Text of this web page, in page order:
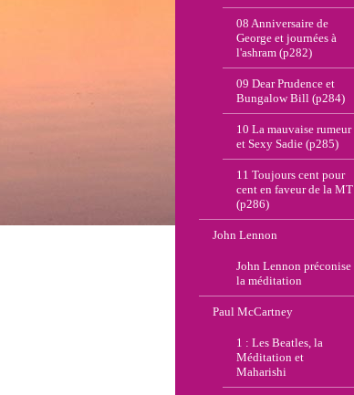
08 Anniversaire de
George et journées à
l'ashram (p282)
09 Dear Prudence et
Bungalow Bill (p284)
10 La mauvaise rumeur
et Sexy Sadie (p285)
11 Toujours cent pour
cent en faveur de la MT
(p286)
John Lennon
John Lennon préconise
la méditation
Paul McCartney
1 : Les Beatles, la
Méditation et
Maharishi